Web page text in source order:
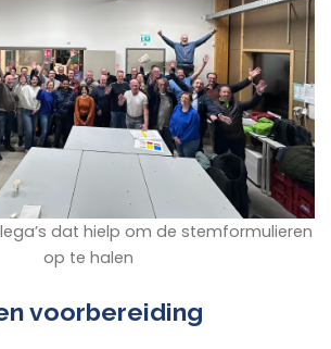
dat hielp om de stemformulieren
op te halen
voorbereiding